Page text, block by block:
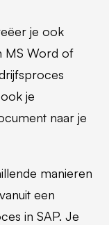
je ook
MS Word of
je
naar je
manieren
een
in SAP. Je